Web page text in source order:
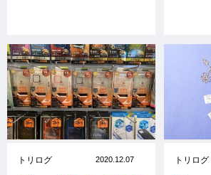
トリログ 2020.12.07 トリログ